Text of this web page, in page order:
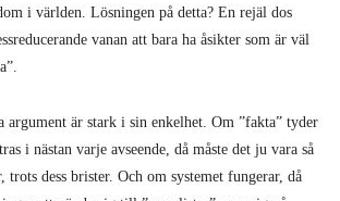
i världen. Lösningen på detta? En rejäl dos
vanan att bara ha åsikter som är väl
argument är stark i sin enkelhet. Om ”fakta” tyder
i nästan varje avseende, då måste det ju vara så
trots dess brister. Och om systemet fungerar, då